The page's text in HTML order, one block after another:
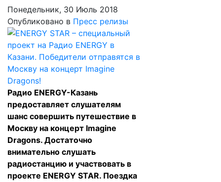
Понедельник, 30 Июль 2018
Опубликовано в Пресс релизы
Радио ENERGY-Казань
предоставляет слушателям
шанс совершить путешествие в
Москву на концерт Imagine
Dragons. Достаточно
внимательно слушать
радиостанцию и участвовать в
проекте ENERGY STAR. Поездка